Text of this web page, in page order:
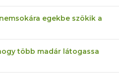
egekbe szökik a
több madár látogassa